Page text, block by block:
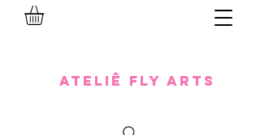
Ateliê Fly Arts